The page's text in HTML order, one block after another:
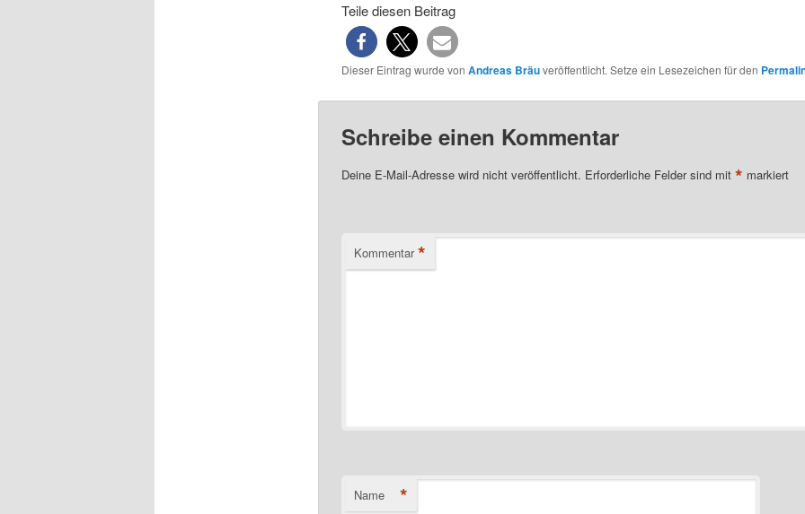
Teile diesen Beitrag
Dieser Eintrag wurde von Andreas Bräuveröffentlicht. Setze ein Lesezeichen für den
Schreibe einen Kommentar
Deine E-Mail-Adresse wird nicht veröffentlicht. Erforderliche Felder sind mit * markiert
Kommentar *
Name *